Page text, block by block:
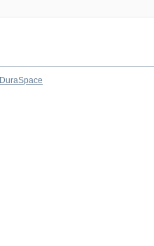
DuraSpace